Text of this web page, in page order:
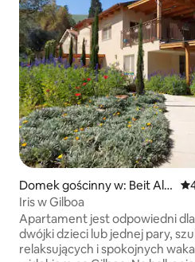
Domek gościnny w: Beit Alf
a
Iris w Gilboa
Apartament jest odpowiedni
dwójki dzieci lub jednej pary,
relaksujących i spokojnych